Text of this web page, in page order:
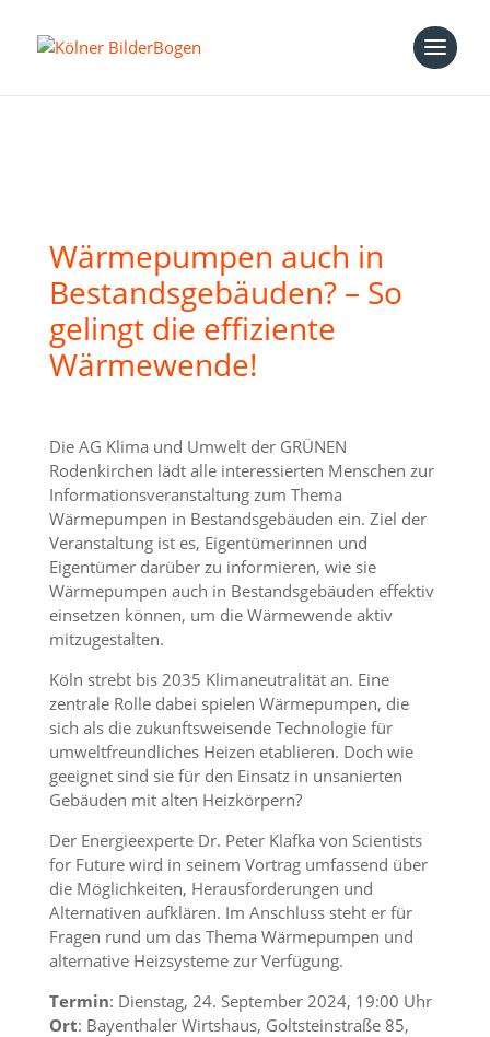
Wärmepumpen auch in
Bestandsgebäuden? – So
gelingt die effiziente
Wärmewende!
Die AG Klima und Umwelt der GRÜNEN
Rodenkirchen lädt alle interessierten Menschen zur
Informationsveranstaltung zum Thema
Wärmepumpen in Bestandsgebäuden ein. Ziel der
Veranstaltung ist es, Eigentümerinnen und
Eigentümer darüber zu informieren, wie sie
Wärmepumpen auch in Bestandsgebäuden effektiv
einsetzen können, um die Wärmewende aktiv
mitzugestalten.
Köln strebt bis 2035 Klimaneutralität an. Eine
zentrale Rolle dabei spielen Wärmepumpen, die
sich als die zukunftsweisende Technologie für
umweltfreundliches Heizen etablieren. Doch wie
geeignet sind sie für den Einsatz in unsanierten
Gebäuden mit alten Heizkörpern?
Der Energieexperte Dr. Peter Klafka von Scientists
for Future wird in seinem Vortrag umfassend über
die Möglichkeiten, Herausforderungen und
Alternativen aufklären. Im Anschluss steht er für
Fragen rund um das Thema Wärmepumpen und
alternative Heizsysteme zur Verfügung.
Termin: Dienstag, 24. September 2024, 19:00 Uhr
Ort: Bayenthaler Wirtshaus, Goltsteinstraße 85,